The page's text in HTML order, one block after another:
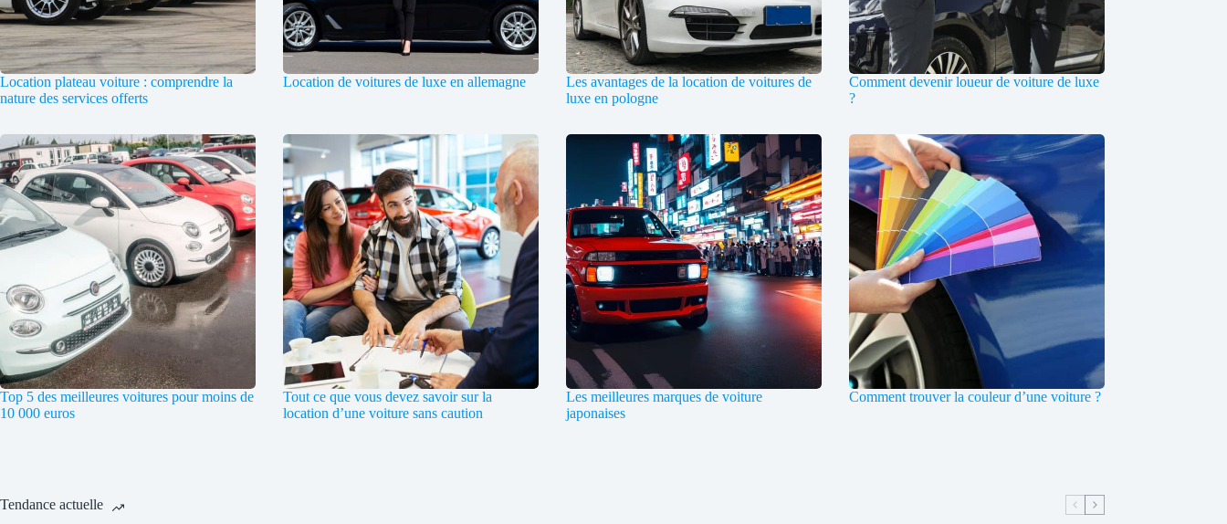
Location plateau voiture : comprendre la
nature des services offerts
Location de voitures de luxe en allemagne
Les avantages de la location de voitures de
luxe en pologne
Comment devenir loueur de voiture de luxe
?
Top 5 des meilleures voitures pour moins de
10 000 euros
Tout ce que vous devez savoir sur la
location d’une voiture sans caution
Les meilleures marques de voiture
japonaises
Comment trouver la couleur d’une voiture ?
Tendance actuelle